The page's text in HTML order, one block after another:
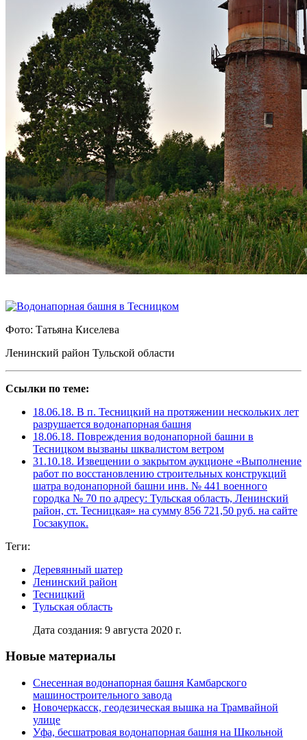
Фото: Татьяна Киселева
Ленинский район Тульской области
Ссылки по теме:
18.06.18. В п. Тесницкий на протяжении нескольких лет
разрушается водонапорная башня
18.06.18. Повреждения водонапорной башни в
Тесницком вызваны шквалистом ветром
31.10.18. Извещении о закрытом аукционе «Выполнение
работ по восстановлению строительных конструкций
шатра водонапорной башни инв. № 441 военного
городка № 70 по адресу: Тульская область, Ленинский
район, ст. Тесницкая» на сумму 856 721,50 руб. на сайте
Госзакупок.
Теги:
Деревянный шатер
Ленинский район
Тесницкий
Тульская область
Дата создания: 9 августа 2020 г.
Новые материалы
Снесенная водонапорная башня Камбарского
машиностроительного завода
Новочеркасск, геодезическая вышка на Трамвайной
улице
Уфа, бесшатровая водонапорная башня на Школьной